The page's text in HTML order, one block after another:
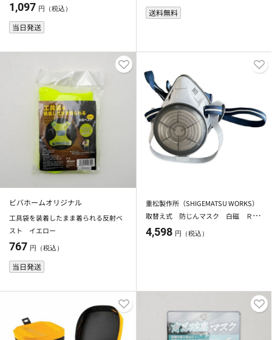
1,097 円（税込）
当日発送
送料無料
ビバホームオリジナル
工具袋を装着したまま着られる反射ベ
スト イエロー
767 円（税込）
当日発送
重松製作所（SHIGEMATSU WORKS）
取替え式 防じんマスク 白磁 Ｒ１
フィルタ付 TW01R-WH
4,598 円（税込）